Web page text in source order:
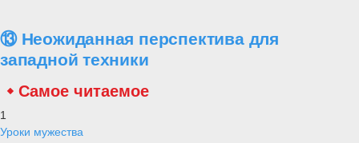
⑬ Неожиданная перспектива для
западной техники
Самое читаемое
1
Уроки мужества